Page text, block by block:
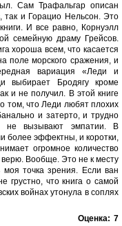
Сам Трафальгар описан
так и Горацио Нельсон. Это
И все равно, Корнуэлл
семейную драму Грейсов.
хороша всем, что касается
поле морского сражения, и
вариация «Леди и
выбирает Бродягу кроме
и не получил. В этой книге
том, что Леди любят плохих
и затерто, и трудно
не вызывают эмпатии. В
более эффектны, и коротки,
огромное количество
Вообще. Это не к месту
точка зрения. Если ван
грустно, что книга о самой
войнах утонула в соплях
Оценка: 7